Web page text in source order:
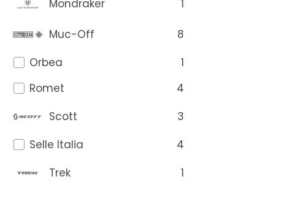
Mondraker 1
Muc-Off
8
Orbea
1
Romet
4
Scott
3
Selle Italia
4
Trek
1